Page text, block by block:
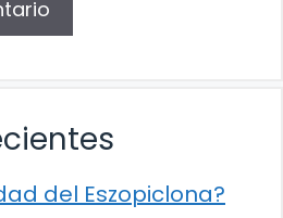
del Eszopiclona?